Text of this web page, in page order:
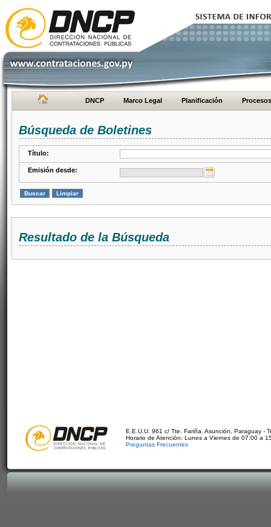
DNCP Marco Legal Planificación Procesos
Búsqueda de Boletines
Título:
Emisión desde:
Resultado de la Búsqueda
E.E.U.U. 961 c/ Tte. Fariña. Asunción, Paraguay -
Horario de Atención: Lunes a Viernes de 07:00 a
Preguntas Frecuentes